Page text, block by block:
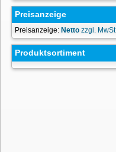
Preisanzeige
Preisanzeige: Netto zzgl. MwSt
Produktsortiment